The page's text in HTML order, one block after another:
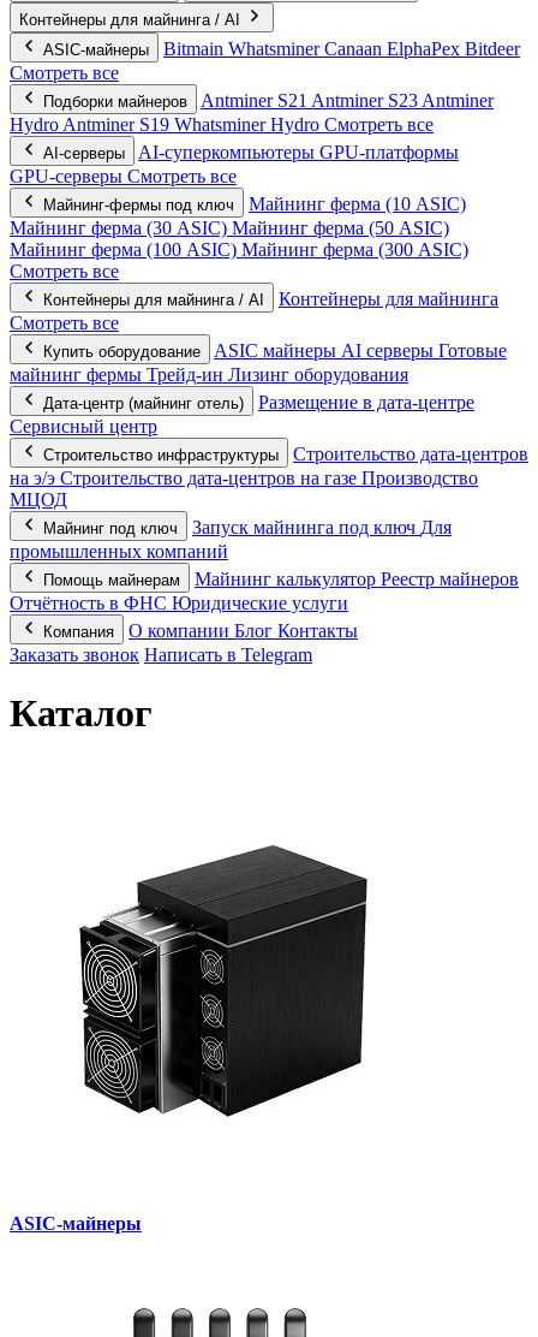
Контейнеры для майнинга / AI
ASIC-майнеры
Bitmain WhatsminerCanaan ElphaPex Bitdeer
Смотреть все
Подборки майнеров Antminer S21 Antminer S23 Antminer
Hydro Antminer S19 Whatsminer Hydro Смотреть все
AI‑серверы AI‑суперкомпьютеры GPU‑платформы
GPU‑серверы Смотреть все
Майнинг-фермы под ключ
Майнинг ферма (10 ASIC)
Майнинг ферма (30 ASIC) Майнинг ферма (50 ASIC)
Майнинг ферма (100 ASIC) Майнинг ферма (300 ASIC)
Смотреть все
Контейнеры для майнинга / AI
Контейнеры для майнинга
Смотреть все
Купить оборудование ASIC майнеры AI серверы Готовые
майнинг фермы Трейд-ин Лизинг оборудования
Дата-центр (майнинг отель)
Размещение в дата-центре
Сервисный центр
Строительство инфраструктуры
Строительство дата-центров
на э/э Строительство дата-центров на газе Производство
МЦОД
Майнинг под ключ Запуск майнинга под ключ Для
промышленных компаний
Помощь майнерам Майнинг калькулятор Реестр майнеров
Отчётность в ФНС Юридические услуги
Компания О компании Блог Контакты
Заказать звонок Написать в Telegram
Каталог
ASIC-майнеры